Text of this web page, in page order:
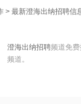
> 最新澄海出纳招聘信
澄海出纳招聘频道免
频道。